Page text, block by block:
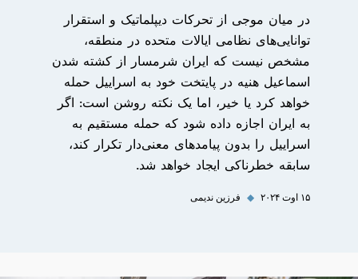
در میان موجی از تحرکات دیپلماتیک و استقرار
توانایی‌های نظامی ایالات متحده در منطقه،
مشخص نیست که ایران شرمسار از کشته شدن
اسماعیل هنیه در پایتخت خود به اسراییل حمله
خواهد کرد یا خیر، اما یک نکته روشن است: اگر
به ایران اجازه داده شود که حمله مستقیم به
اسراییل را بدون پیامدهای معنی‌دار تکرار کند،
سابقه خطرناکی ایجاد خواهد شد.
۱۵ اوت ۲۰۲۴ ◆ فرزین ندیمی